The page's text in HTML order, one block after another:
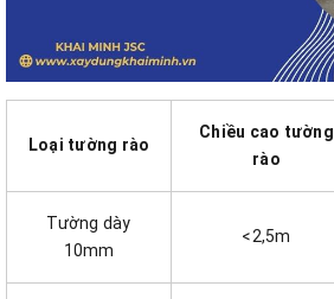
Loại tường rào
Chiều cao tường
rào
Tường dày
10mm
<2,5m